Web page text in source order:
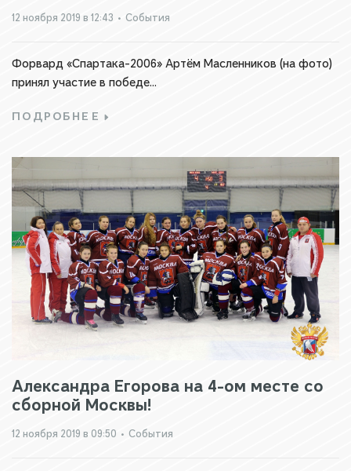
12 ноября 2019 в 12:43 • События
Форвард «Спартака-2006» Артём Масленников (на фото)
принял участие в победе...
ПОДРОБНЕЕ
Александра Егорова на 4-ом месте со
сборной Москвы!
12 ноября 2019 в 09:50 • События